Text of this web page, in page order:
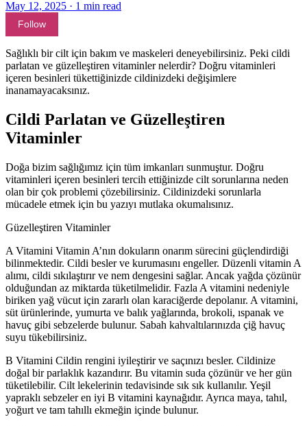
May 12, 2025 · 1 min read
Follow
Sağlıklı bir cilt için bakım ve maskeleri deneyebilirsiniz. Peki cildi
parlatan ve güzelleştiren vitaminler nelerdir? Doğru vitaminleri
içeren besinleri tükettiğinizde cildinizdeki değişimlere
inanamayacaksınız.
Cildi Parlatan ve Güzelleştiren
Vitaminler
Doğa bizim sağlığımız için tüm imkanları sunmuştur. Doğru
vitaminleri içeren besinleri tercih ettiğinizde cilt sorunlarına neden
olan bir çok problemi çözebilirsiniz. Cildinizdeki sorunlarla
mücadele etmek için bu yazıyı mutlaka okumalısınız.
Güzelleştiren Vitaminler
A Vitamini Vitamin A’nın dokuların onarım sürecini güçlendirdiği
bilinmektedir. Cildi besler ve kurumasını engeller. Düzenli vitamin A
alımı, cildi sıkılaştırır ve nem dengesini sağlar. Ancak yağda çözünür
olduğundan az miktarda tüketilmelidir. Fazla A vitamini nedeniyle
biriken yağ vücut için zararlı olan karaciğerde depolanır. A vitamini,
süt ürünlerinde, yumurta ve balık yağlarında, brokoli, ıspanak ve
havuç gibi sebzelerde bulunur. Sabah kahvaltılarınızda çiğ havuç
suyu tükebilirsiniz.
B Vitamini Cildin rengini iyileştirir ve saçınızı besler. Cildinize
doğal bir parlaklık kazandırır. Bu vitamin suda çözünür ve her gün
tüketilebilir. Cilt lekelerinin tedavisinde sık sık kullanılır. Yeşil
yapraklı sebzeler en iyi B vitamini kaynağıdır. Ayrıca maya, tahıl,
yoğurt ve tam tahıllı ekmeğin içinde bulunur.